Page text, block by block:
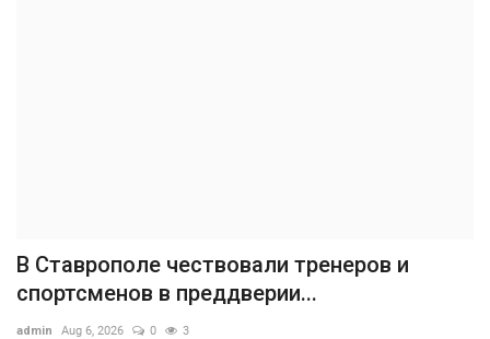
В Ставрополе чествовали тренеров и
спортсменов в преддверии...
admin Aug 6, 2026 0 3